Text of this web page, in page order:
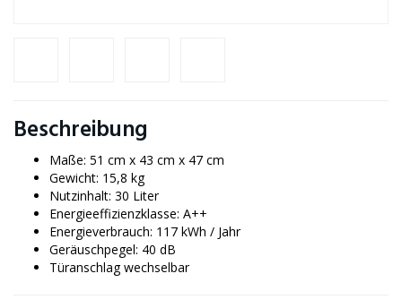
Beschreibung
Maße: 51 cm x 43 cm x 47 cm
Gewicht: 15,8 kg
Nutzinhalt: 30 Liter
Energieeffizienzklasse: A++
Energieverbrauch: 117 kWh / Jahr
Geräuschpegel: 40 dB
Türanschlag wechselbar